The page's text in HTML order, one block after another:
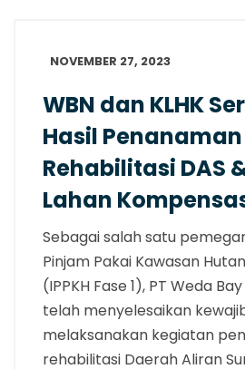
NOVEMBER 27, 2023
WBN dan KLHK
Hasil Penanaman
Rehabilitasi DAS
Lahan
Sebagai salah satu
Pinjam Pakai Kawasan
(IPPKH Fase 1), PT Weda
telah menyelesaikan
melaksanakan kegiatan
rehabilitasi Daerah Aliran